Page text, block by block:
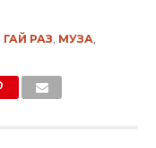
ГАЙ РАЗ МУЗА